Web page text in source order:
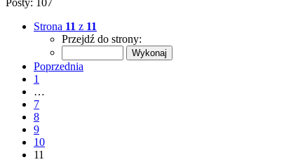
Posty: 107
Strona 11 z 11
Przejdź do strony:
Poprzednia
1
…
7
8
9
10
11